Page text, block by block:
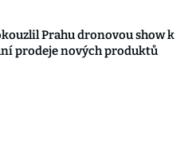
Prahu dronovou show k
prodeje nových produktů